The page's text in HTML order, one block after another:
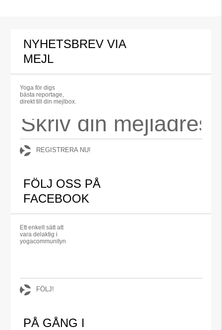
NYHETSBREV VIA
MEJL
Yoga för digs
bästa reportage,
direkt till din mejlbox.
REGISTRERA NU!
FÖLJ OSS PÅ
FACEBOOK
Ett enkelt sätt att
vara delaktig i
yogacommunityn
FÖLJ!
PÅ GÅNG I